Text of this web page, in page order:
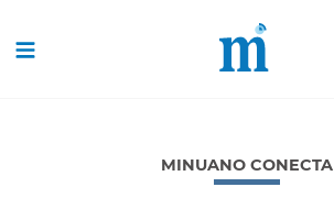
MINUANO CONECTA